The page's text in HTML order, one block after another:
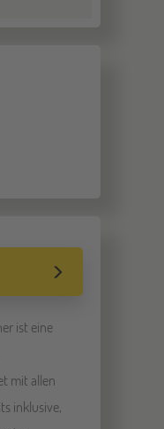
ist eine
mit allen
inklusive,